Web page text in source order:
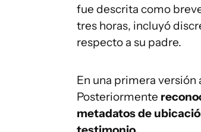
fue descrita como
tres horas, incluyó
respecto a su padre.
En una primera versión
Posteriormente
metadatos de